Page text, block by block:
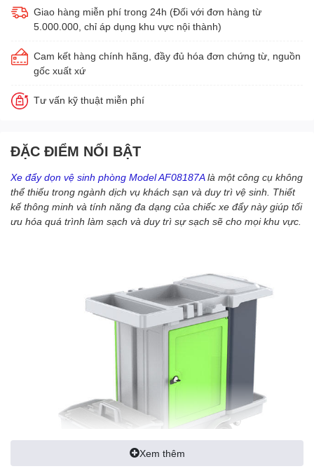
Giao hàng miễn phí trong 24h (Đối với đơn hàng từ
5.000.000, chỉ áp dụng khu vực nội thành)
Cam kết hàng chính hãng, đầy đủ hóa đơn chứng từ, nguồn
gốc xuất xứ
Tư vấn kỹ thuật miễn phí
ĐẶC ĐIỂM NỔI BẬT
Xe đẩy dọn vệ sinh phòng Model AF08187Alà một công cụ không
thể thiếu trong ngành dịch vụ khách sạn và duy trì vệ sinh. Thiết
kế thông minh và tính năng đa dạng của chiếc xe đẩy này giúp tối
ưu hóa quá trình làm sạch và duy trì sự sạch sẽ cho mọi khu vực.
Xem thêm